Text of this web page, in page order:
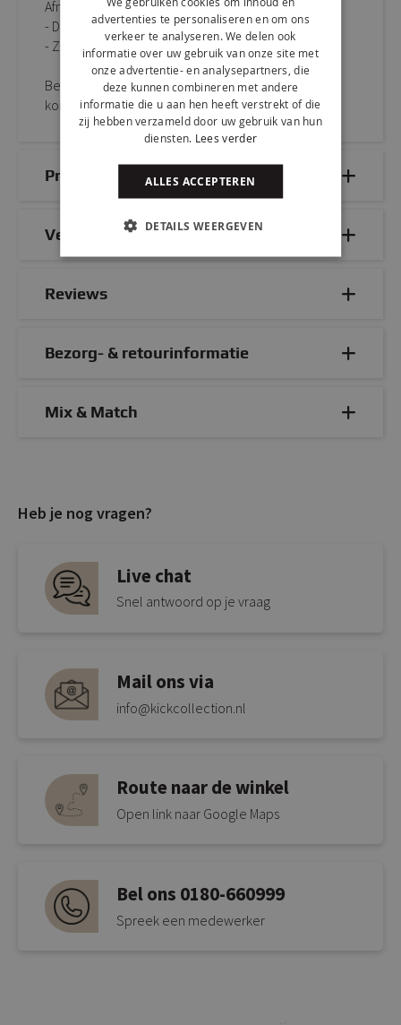
Afmetingen:
- D 53 cm x B 48 cm x H 85 cm
- Zithoogte: 48 cm
Bestel KICK kuipstoel VELVET eenvoudig online of
kom proefzitten in onze sfeervolle showroom.
Productdetails
Veelgestelde vragen
Reviews
Bezorg- & retourinformatie
Mix & Match
Heb je nog vragen?
Live chat
Snel antwoord op je vraag
Mail ons via
info@kickcollection.nl
Route naar de winkel
Open link naar Google Maps
Bel ons 0180-660999
Spreek een medewerker
advertenties te personaliseren en om ons
verkeer te analyseren. We delen ook
informatie over uw gebruik van onze site met
onze advertentie- en analysepartners, die
deze kunnen combineren met andere
informatie die u aan hen heeft verstrekt of die
zij hebben verzameld door uw gebruik van hun
diensten. Lees verder
ALLES ACCEPTEREN
DETAILS WEERGEVEN